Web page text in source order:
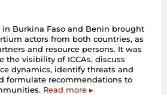
in Burkina Faso and Benin brought
actors from both countries, as
and resource persons. It was
the visibility of ICCAs, discuss
dynamics, identify threats and
formulate recommendations to
Read more ▸